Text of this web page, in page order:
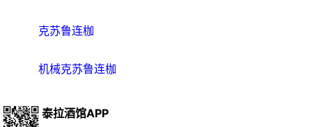
克苏鲁连枷
机械克苏鲁连枷
泰拉酒馆APP